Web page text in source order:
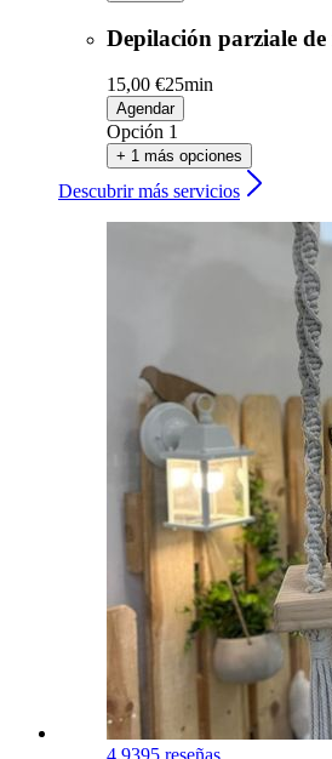
Depilación parziale de
15,00 €25min
Agendar
Opción 1
+ 1 más opciones
Descubrir más servicios